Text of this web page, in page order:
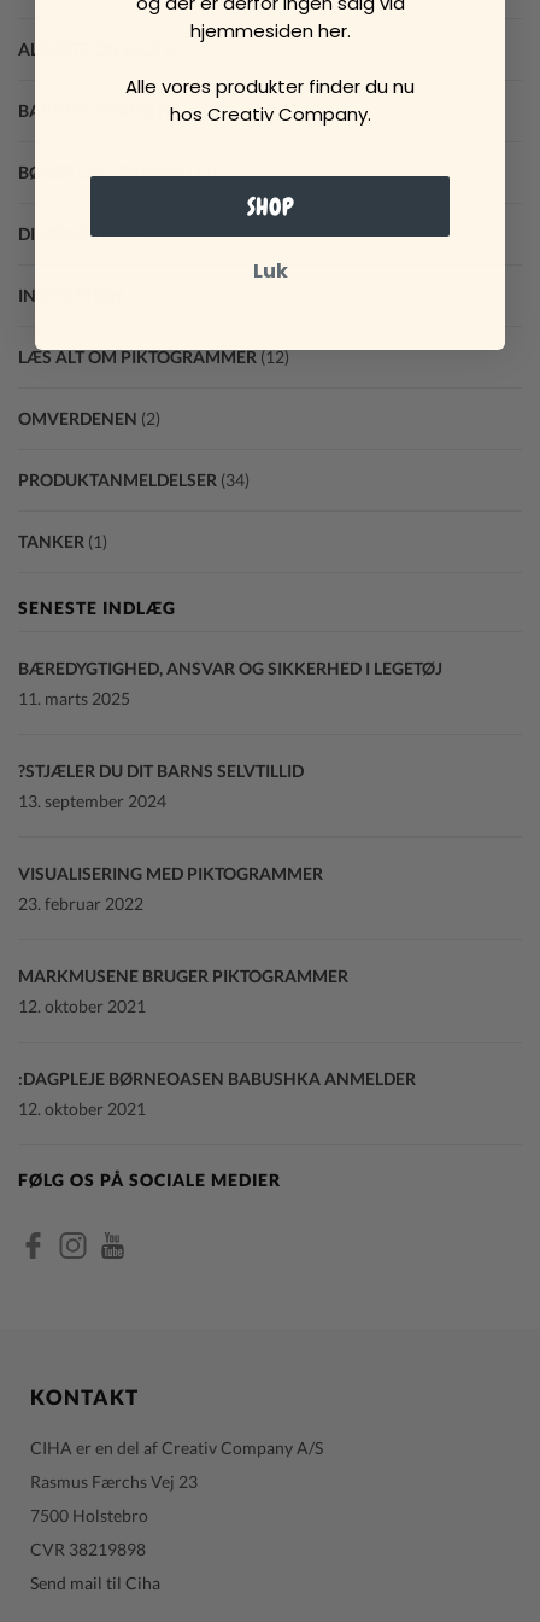
ALBERTE OG ELLA
BARNETS SPROG (9)
BØGER OG LÆSNING(11)
DIVERSE INDLÆG(2)
INSPIRATION
LÆS ALT OM PIKTOGRAMMER(12)
OMVERDENEN (2)
PRODUKTANMELDELSER (34)
TANKER (1)
SENESTE INDLÆG
BÆREDYGTIGHED, ANSVAR OG SIKKERHED I LEGETØJ
11. marts 2025
STJÆLER DU DIT BARNS SELVTILLID?
13. september 2024
VISUALISERING MED PIKTOGRAMMER
23. februar 2022
MARKMUSENE BRUGER PIKTOGRAMMER
12. oktober 2021
DAGPLEJE BØRNEOASEN BABUSHKA ANMELDER:
12. oktober 2021
FØLG OS PÅ SOCIALE MEDIER
KONTAKT
CIHA er en del af Creativ Company A/S
Rasmus Færchs Vej 23
7500 Holstebro
CVR 38219898
Send mail til Ciha
hjemmesiden her.
Alle vores produkter finder du nu
hos Creativ Company.
SHOP
Luk